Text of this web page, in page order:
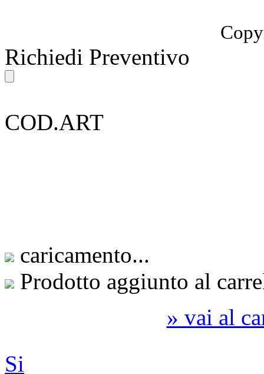
Richiedi Preventivo
COD.ART
caricamento...
Prodotto aggiunto al
» vai al
Si